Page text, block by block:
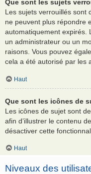
Que sont les sujets
Les sujets verrouillés sont
ne peuvent plus répondre
automatiquement expirés.
un administrateur ou un
raisons. Vous pouvez
cela a été autorisé par les
Haut
Que sont les icônes de
Les icônes de sujet sont
afin d’illustrer le contenu
désactiver cette
Haut
Niveaux des